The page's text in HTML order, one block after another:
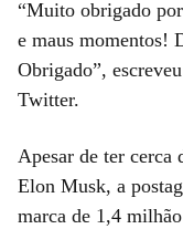
“Muito obrigado
e maus momentos!
Obrigado”,
Twitter.
Apesar de ter cerca
Elon Musk, a
marca de 1,4